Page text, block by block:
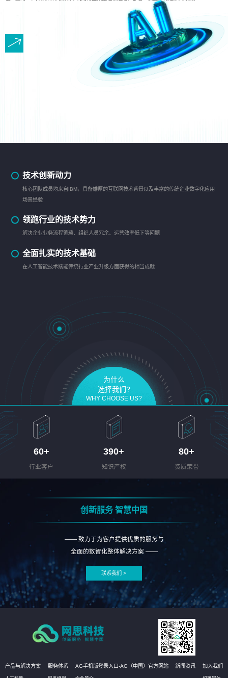
技术创新动力
核心团队成员均来自IBM，具备雄厚的互联网技术背景以及丰富的传统企业数字化应用
场景经验
领跑行业的技术势力
解决企业业务流程繁琐、组织人员冗余、运营效率低下等问题
全面扎实的技术基础
在人工智能技术赋能传统行业产业升级方面获得的相当成就
为什么
选择我们?
WHY CHOOSE US?
60+
行业客户
390+
知识产权
80+
资质荣誉
创新服务 智慧中国
—— 致力于为客户提供优质的服务与
全面的数智化整体解决方案 ——
联系我们 >
产品与解决方案 服务体系 AG手机版登录入口-AG（中国）官方网站 新闻资讯 加入我们